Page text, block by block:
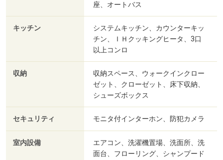
座、オートバス
キッチン
システムキッチン、カウンターキッ
チン、ＩＨクッキングヒータ、3口
以上コンロ
収納
収納スペース、ウォークインクロー
ゼット、クローゼット、床下収納、
シューズボックス
セキュリティ モニタ付インターホン、防犯カメラ
室内設備
エアコン、洗濯機置場、洗面所、洗
面台、フローリング、シャンプード